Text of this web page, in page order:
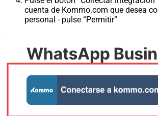
cuenta de Kommo.com que desea
personal - pulse “Permitir”